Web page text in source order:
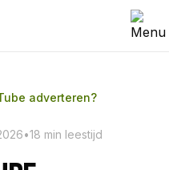
adverteren?
•18 min leestijd